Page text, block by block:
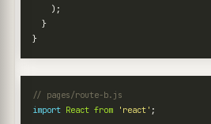
);
}
}
import React from 'react' ;